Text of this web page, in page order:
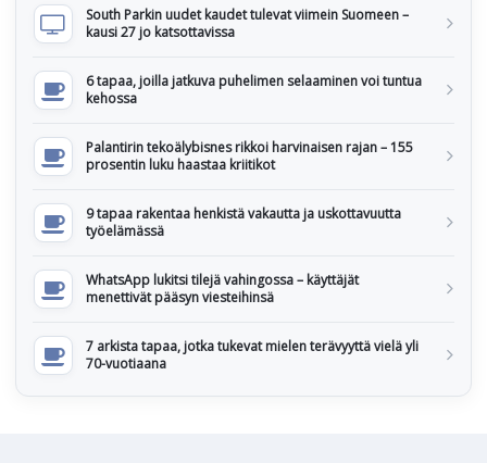
South Parkin uudet kaudet tulevat viimein Suomeen –
kausi 27 jo katsottavissa
6 tapaa, joilla jatkuva puhelimen selaaminen voi tuntua
kehossa
Palantirin tekoälybisnes rikkoi harvinaisen rajan – 155
prosentin luku haastaa kriitikot
9 tapaa rakentaa henkistä vakautta ja uskottavuutta
työelämässä
WhatsApp lukitsi tilejä vahingossa – käyttäjät
menettivät pääsyn viesteihinsä
7 arkista tapaa, jotka tukevat mielen terävyyttä vielä yli
70-vuotiaana